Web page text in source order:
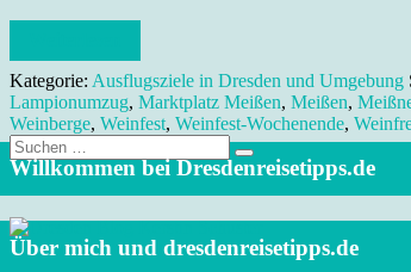
Kategorie: Ausflugsziele in Dresden und Umgebung
Lampionumzug, Marktplatz Meißen, Meißen,
Weinberge, Weinfest, Weinfest-Wochenende,
Suche
nach:
Willkommen bei Dresdenreisetipps.de
Über mich und dresdenreisetipps.de